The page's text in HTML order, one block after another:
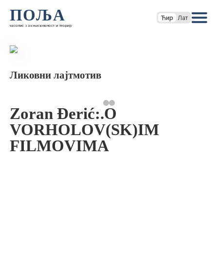
ПОЉА
часопис за књижевност и теорију
Ћир Лат
Ликовни лајтмотив
Zoran Đerić:.O
VORHOLOV(SK)IM
FILMOVIMA